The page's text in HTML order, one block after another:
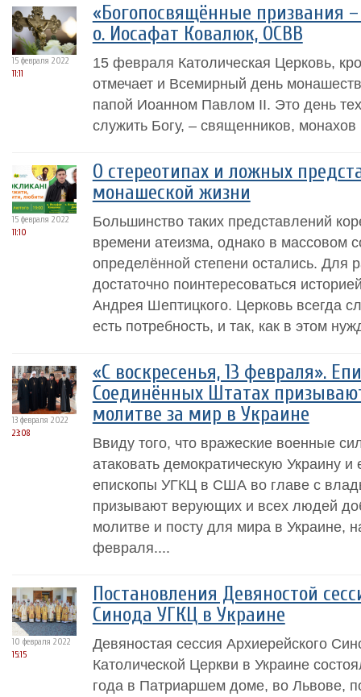
15 февраля 2022
11:11
«Богопосвящённые призвания –
о. Иосафат Ковалюк, ОСВВ
15 февраля Католическая Церковь,
отмечает и Всемирный день
папой Иоанном Павлом II. Это день
служить Богу, – священников,
15 февраля 2022
11:10
О стереотипах и ложных
монашеской жизни
Большинство таких представлений
времени атеизма, однако в массовом
определённой степени остались. Для
достаточно поинтересоваться
Андрея Шептицкого. Церковь всегда
есть потребность, и так, как в этом
13 февраля 2022
23:08
«С воскресенья, 13 февраля».
Соединённых Штатах
молитве за мир в Украине
Ввиду того, что вражеские военные
атаковать демократическую Украину
епископы УГКЦ в США во главе с
призывают верующих и всех людей
молитве и посту для мира в Украине,
февраля....
10 февраля 2022
15:15
Постановления Девяностой
Синода УГКЦ в Украине
Девяностая сессия Архиерейского
Католической Церкви в Украине
года в Патриаршем доме, во Львове,